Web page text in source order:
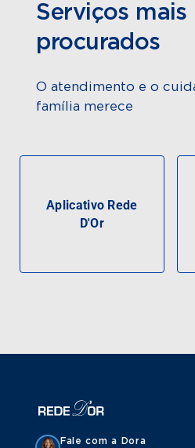
Serviços mais
procurados
O atendimento e o
família merece
Aplicativo Rede
D'Or
Fale com a Dora